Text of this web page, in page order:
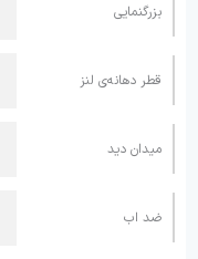
بزرگنمایی
قطر دهانه‌ی لنز
میدان دید
ضد اب